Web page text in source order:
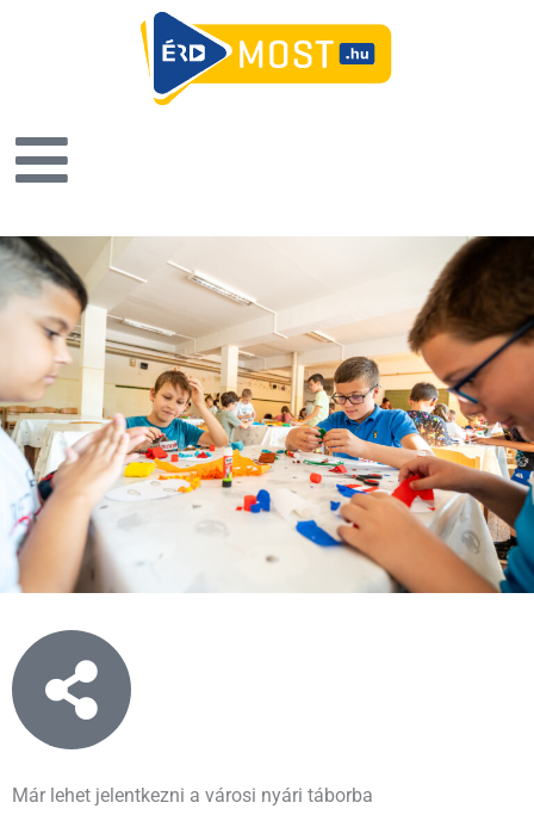
Már lehet jelentkezni a városi nyári táborba